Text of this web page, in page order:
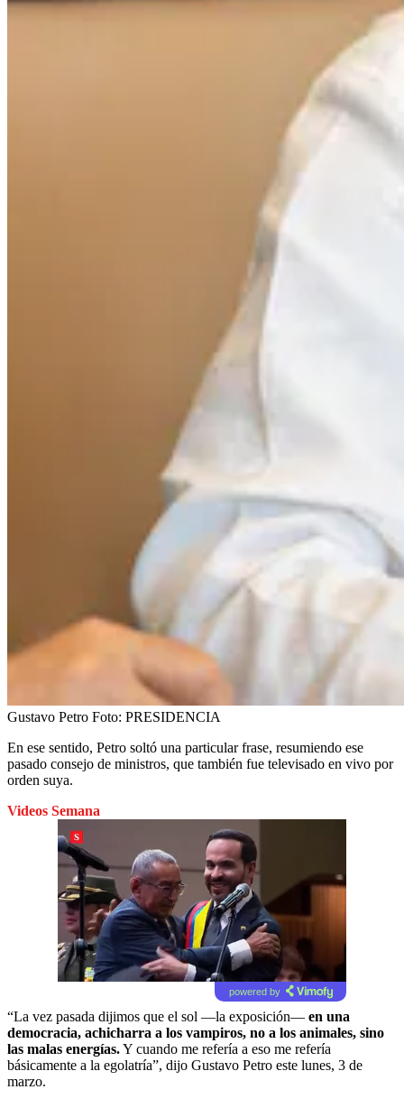
Gustavo Petro Foto: PRESIDENCIA
En ese sentido, Petro soltó una particular frase, resumiendo ese
pasado consejo de ministros, que también fue televisado en vivo por
orden suya.
Videos Semana
powered by
“La vez pasada dijimos que el sol —la exposición— en una
democracia, achicharra a los vampiros, no a los animales, sino
las malas energías.Y cuando me refería a eso me refería
básicamente a la egolatría”, dijo Gustavo Petro este lunes, 3 de
marzo.